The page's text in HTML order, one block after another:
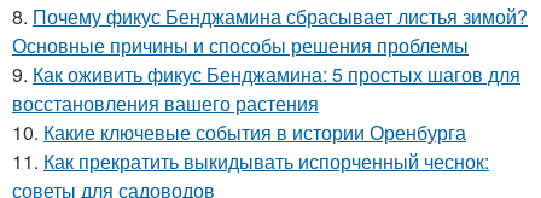
8. Почему фикус Бенджамина сбрасывает листья зимой?
Основные причины и способы решения проблемы
9. Как оживить фикус Бенджамина: 5 простых шагов для
восстановления вашего растения
10. Какие ключевые события в истории Оренбурга
11. Как прекратить выкидывать испорченный чеснок:
советы для садоводов